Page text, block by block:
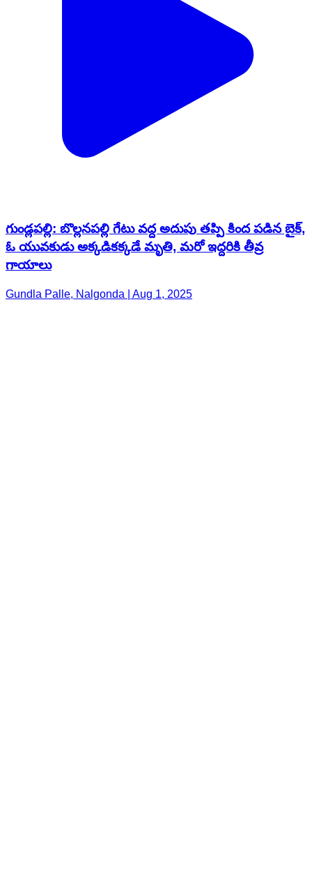
గుండ్లపల్లి: బొల్లనపల్లి గేటు వద్ద అదుపు తప్పి కింద పడిన బైక్,
ఓ యువకుడు అక్కడికక్కడే మృతి, మరో ఇద్దరికి తీవ్ర
గాయాలు
Gundla Palle, Nalgonda | Aug 1, 2025